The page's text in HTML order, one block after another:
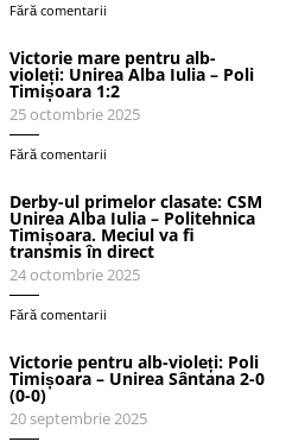
Fără comentarii
Victorie mare pentru alb-
violeți: Unirea Alba Iulia – Poli
Timișoara 1:2
25 octombrie 2025
Fără comentarii
Derby-ul primelor clasate: CSM
Unirea Alba Iulia – Politehnica
Timișoara. Meciul va fi
transmis în direct
24 octombrie 2025
Fără comentarii
Victorie pentru alb-violeți: Poli
Timișoara – Unirea Sântana 2-0
(0-0)
20 septembrie 2025